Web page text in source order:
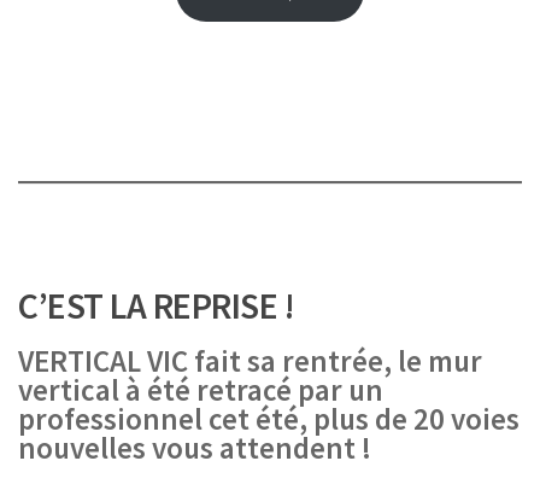
C’EST LA REPRISE !
VERTICAL VIC fait sa rentrée, le mur
vertical à été retracé par un
professionnel cet été, plus de 20 voies
nouvelles vous attendent !